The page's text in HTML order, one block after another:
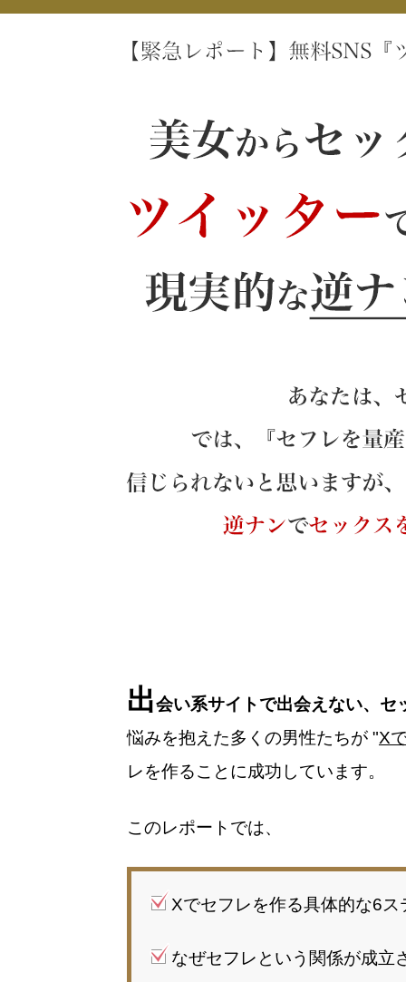
出会い系サイトで出会えない、
悩みを抱えた多くの男性たちが "X
レを作ることに成功しています。
このレポートでは、
Xでセフレを作る具体的な6ス
なぜセフレという関係が成立